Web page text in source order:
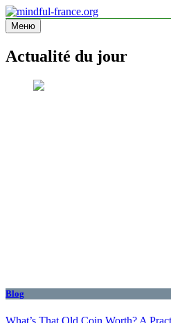
Перейти
к
содержимому
mindful-france.org
Site d'information
Меню
Actualité du jour
Blog